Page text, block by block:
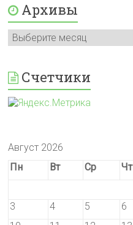
Архивы
Архивы
Счетчики
Август 2026
Пн
Вт Ср Чт
3
4 5 6